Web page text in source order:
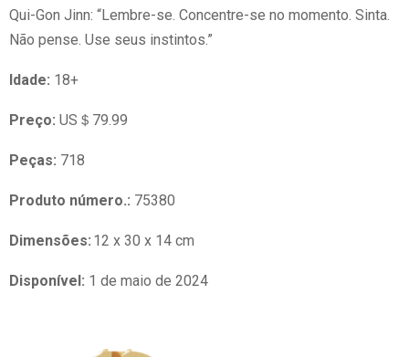
Qui-Gon Jinn: “Lembre-se. Concentre-se no momento. Sinta.
Não pense. Use seus instintos.”
Idade: 18+
Preço: US＄79.99
Peças: 718
Produto número.: 75380
Dimensões: 12 x 30 x 14 cm
Disponível: 1 de maio de 2024